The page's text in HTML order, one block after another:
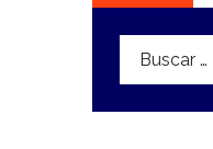
Buscar: